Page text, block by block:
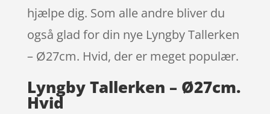
hjælpe dig. Som alle andre bliver du
også glad for din nye Lyngby Tallerken
– Ø27cm. Hvid, der er meget populær.
Lyngby Tallerken – Ø27cm.
Hvid